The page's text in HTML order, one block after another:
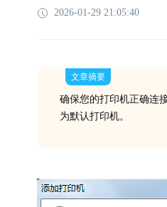
2026-01-29 21:05:40
文章摘要
确保您的打印机正确连
为默认打印机。